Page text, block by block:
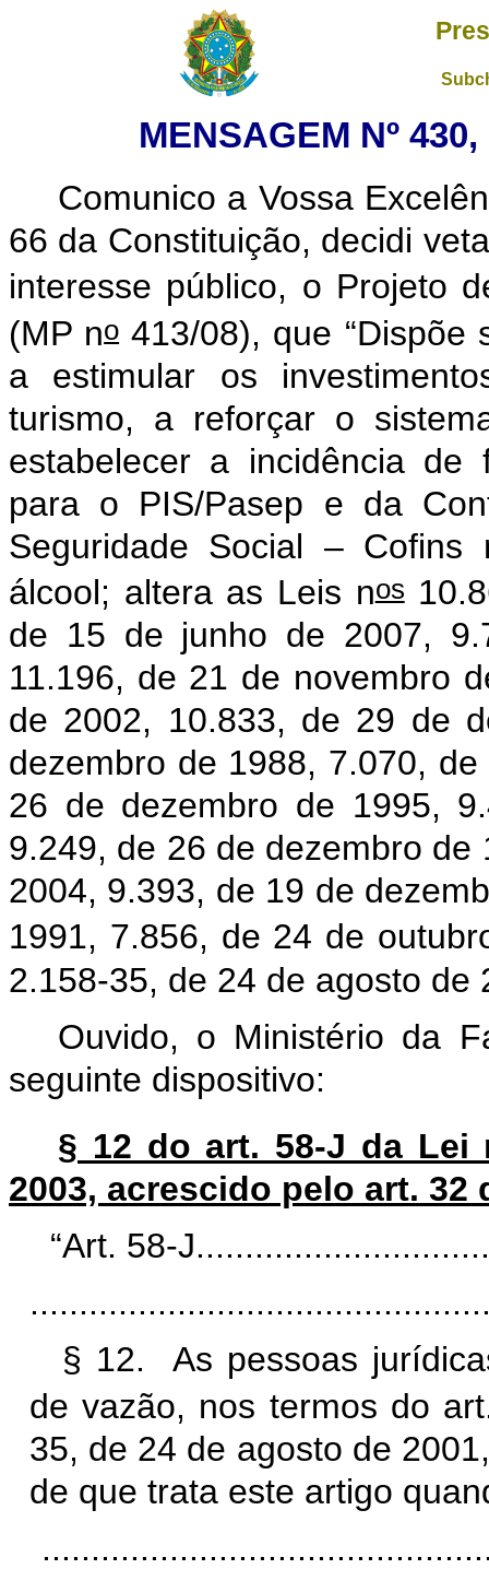
MENSAGEM Nº
Comunico a Vossa
66 da Constituição, decidi
interesse público, o Projeto
(MP no413/08), que “Dispõe
a estimular os
turismo, a reforçar o
estabelecer a incidência de
para o PIS/Pasep e da
Seguridade Social – Cofins
álcool; altera as Leis nos
de 15 de junho de 2007,
11.196, de 21 de novembro
de 2002, 10.833, de 29 de
dezembro de 1988, 7.070,
26 de dezembro de 1995,
9.249, de 26 de dezembro
2004, 9.393, de 19 de
1991, 7.856, de 24 de
2.158-35, de 24 de agosto
Ouvido, o Ministério da
seguinte dispositivo:
§ 12 do art. 58-J da Lei
2003, acrescido pelo art.
“Art. 58-
§ 12. As pessoas
de vazão, nos termos do
35, de 24 de agosto de
de que trata este artigo